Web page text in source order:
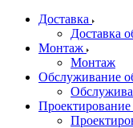
Доставка
Доставка
Монтаж
Монтаж
Обслуживание
Проектирование